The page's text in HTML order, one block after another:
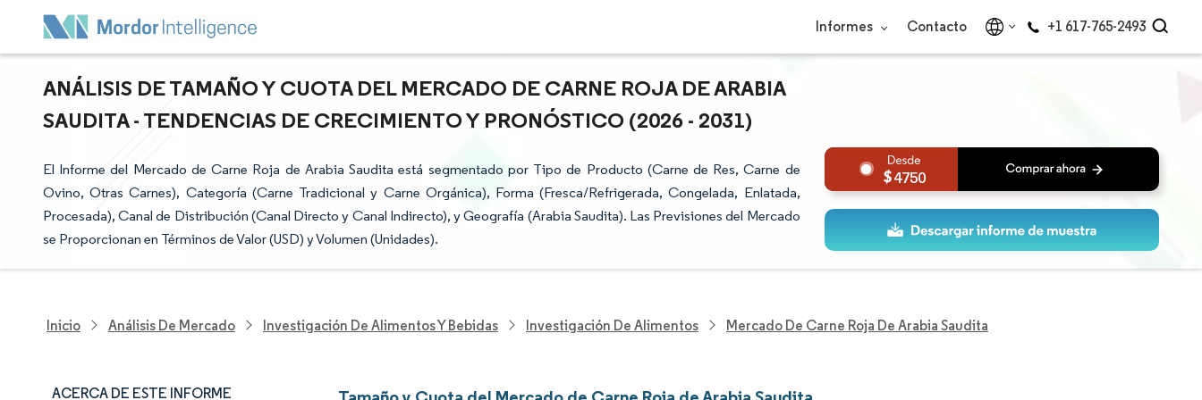
Informes Contacto +1 617-765-2493
ANÁLISIS DE TAMAÑO Y CUOTA DEL MERCADO DE CARNE ROJA DE ARABIA
SAUDITA - TENDENCIAS DE CRECIMIENTO Y PRONÓSTICO (2026 - 2031)
El Informe del Mercado de Carne Roja de Arabia Saudita está segmentado por Tipo de Producto (Carne de Res, Carne de
Ovino, Otras Carnes), Categoría (Carne Tradicional y Carne Orgánica), Forma (Fresca/Refrigerada, Congelada, Enlatada,
Procesada), Canal de Distribución (Canal Directo y Canal Indirecto), y Geografía (Arabia Saudita). Las Previsiones del Mercado
se Proporcionan en Términos de Valor (USD) y Volumen (Unidades).
4750
Inicio Análisis De Mercado Investigación De Alimentos Y Bebidas Investigación De Alimentos Mercado De Carne Roja De Arabia Saudita
ACERCA DE ESTE INFORME